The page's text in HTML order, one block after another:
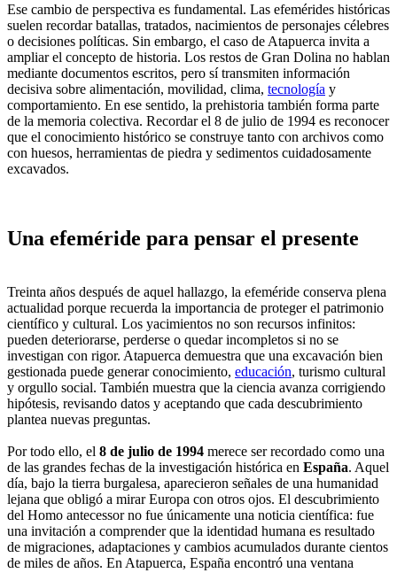
Ese cambio de perspectiva es fundamental. Las efemérides históricas
suelen recordar batallas, tratados, nacimientos de personajes célebres
o decisiones políticas. Sin embargo, el caso de Atapuerca invita a
ampliar el concepto de historia. Los restos de Gran Dolina no hablan
mediante documentos escritos, pero sí transmiten información
decisiva sobre alimentación, movilidad, clima, tecnología y
comportamiento. En ese sentido, la prehistoria también forma parte
de la memoria colectiva. Recordar el 8 de julio de 1994 es reconocer
que el conocimiento histórico se construye tanto con archivos como
con huesos, herramientas de piedra y sedimentos cuidadosamente
excavados.
Una efeméride para pensar el presente
Treinta años después de aquel hallazgo, la efeméride conserva plena
actualidad porque recuerda la importancia de proteger el patrimonio
científico y cultural. Los yacimientos no son recursos infinitos:
pueden deteriorarse, perderse o quedar incompletos si no se
investigan con rigor. Atapuerca demuestra que una excavación bien
gestionada puede generar conocimiento, educación, turismo cultural
y orgullo social. También muestra que la ciencia avanza corrigiendo
hipótesis, revisando datos y aceptando que cada descubrimiento
plantea nuevas preguntas.
Por todo ello, el 8 de julio de 1994 merece ser recordado como una
de las grandes fechas de la investigación histórica en España. Aquel
día, bajo la tierra burgalesa, aparecieron señales de una humanidad
lejana que obligó a mirar Europa con otros ojos. El descubrimiento
del Homo antecessor no fue únicamente una noticia científica: fue
una invitación a comprender que la identidad humana es resultado
de migraciones, adaptaciones y cambios acumulados durante cientos
de miles de años. En Atapuerca, España encontró una ventana